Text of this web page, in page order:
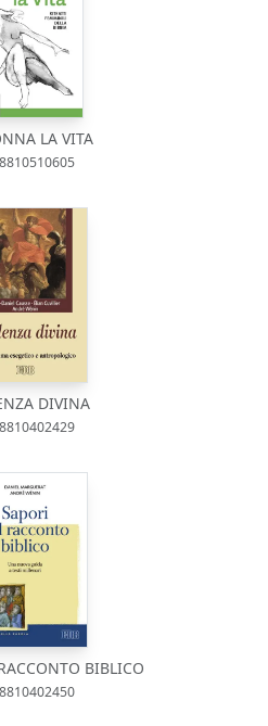
LA VITA
DIVINA
BIBLICO